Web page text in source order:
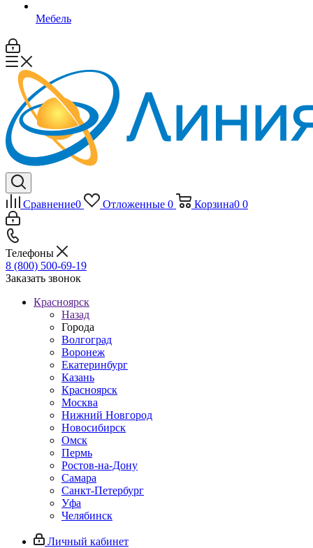
Мебель
Сравнение0 Отложенные 0 Корзина0 0
Телефоны
8 (800) 500-69-19
Заказать звонок
Красноярск
Назад
Города
Волгоград
Воронеж
Екатеринбург
Казань
Красноярск
Москва
Нижний Новгород
Новосибирск
Омск
Пермь
Ростов-на-Дону
Самара
Санкт-Петербург
Уфа
Челябинск
Личный кабинет